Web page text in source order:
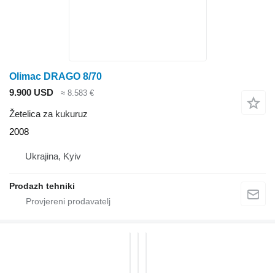
Olimac DRAGO 8/70
9.900 USD
≈ 8.583 €
Žetelica za kukuruz
2008
Ukrajina, Kyiv
Prodazh tehniki